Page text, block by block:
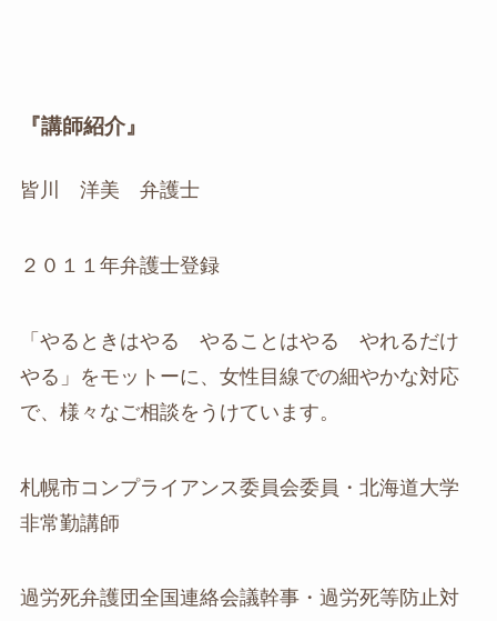
『講師紹介』
皆川 洋美 弁護士
２０１１年弁護士登録
「やるときはやる やることはやる やれるだけ
やる」をモットーに、女性目線での細やかな対応
で、様々なご相談をうけています。
札幌市コンプライアンス委員会委員・北海道大学
非常勤講師
過労死弁護団全国連絡会議幹事・過労死等防止対